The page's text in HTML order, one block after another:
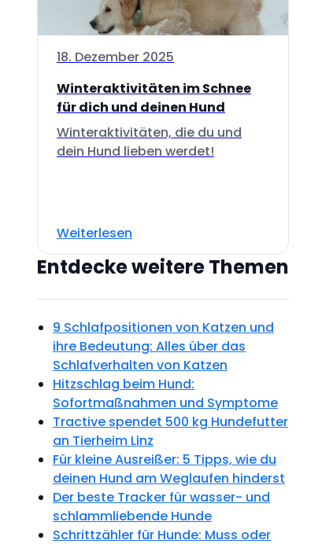
18. Dezember 2025
Winteraktivitäten im Schnee
für dich und deinen Hund
Winteraktivitäten, die du und
dein Hund lieben werdet!
Weiterlesen
Entdecke weitere Themen
9 Schlafpositionen von Katzen und
ihre Bedeutung: Alles über das
Schlafverhalten von Katzen
Hitzschlag beim Hund:
Sofortmaßnahmen und Symptome
Tractive spendet 500 kg Hundefutter
an Tierheim Linz
Für kleine Ausreißer: 5 Tipps, wie du
deinen Hund am Weglaufen hinderst
Der beste Tracker für wasser- und
schlammliebende Hunde
Schrittzähler für Hunde: Muss oder